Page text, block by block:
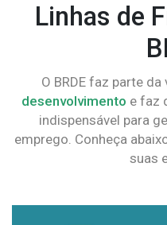
Linhas de
O BRDE faz parte
desenvolvimento e faz
indispensável para
emprego. Conheça
suas